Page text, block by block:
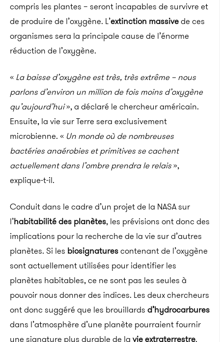
compris les plantes – seront incapables de survivre et
de produire de l’oxygène. L’extinction massivede ces
organismes sera la principale cause de l’énorme
réduction de l’oxygène.
« La baisse d’oxygène est très, très extrême – nous
parlons d’environ un million de fois moins d’oxygène
qu’aujourd’hui», a déclaré le chercheur américain.
Ensuite, la vie sur Terre sera exclusivement
microbienne. « Un monde où de nombreuses
bactéries anaérobies et primitives se cachent
actuellement dans l’ombre prendra le relais»,
explique-t-il.
Conduit dans le cadre d’un projet de la NASA sur
l’habitabilité des planètes, les prévisions ont donc des
implications pour la recherche de la vie sur d’autres
planètes. Si les biosignaturescontenant de l’oxygène
sont actuellement utilisées pour identifier les
planètes habitables, ce ne sont pas les seules à
pouvoir nous donner des indices. Les deux chercheurs
ont donc suggéré que les brouillards d’hydrocarbures
dans l’atmosphère d’une planète pourraient fournir
une signature plus durable de la vie extraterrestre.